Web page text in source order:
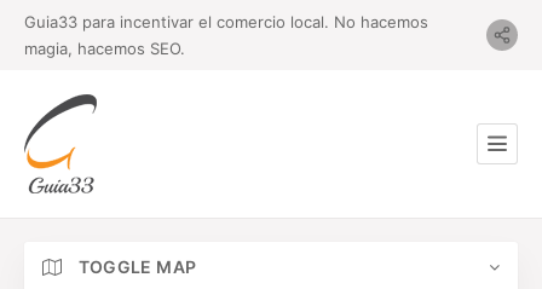
Guia33 para incentivar el comercio local. No hacemos
magia, hacemos SEO.
TOGGLE MAP